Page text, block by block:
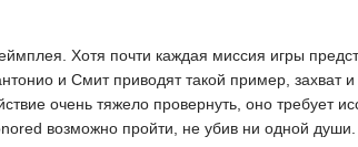
Хотя почти каждая миссия игры
и Смит приводят такой пример, захват
очень тяжело провернуть, оно требует
возможно пройти, не убив ни одной души.